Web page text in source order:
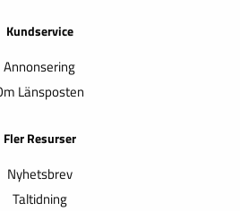
Kundservice
Annonsering
Länsposten
Fler Resurser
Nyhetsbrev
Taltidning